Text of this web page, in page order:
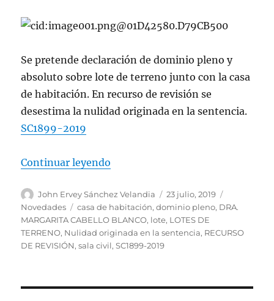
Se pretende declaración de dominio pleno y
absoluto sobre lote de terreno junto con la casa
de habitación. En recurso de revisión se
desestima la nulidad originada en la sentencia.
SC1899-2019
Continuar leyendo
Autor
John Ervey Sánchez Velandia
Publicado
el
23 julio, 2019
Novedades
Etiquetas
casa de habitación,dominio pleno, DRA.
MARGARITA CABELLO BLANCO, lote, LOTES DE
TERRENO, Nulidad originada en la sentencia, RECURSO
DE REVISIÓN,sala civil,SC1899-2019